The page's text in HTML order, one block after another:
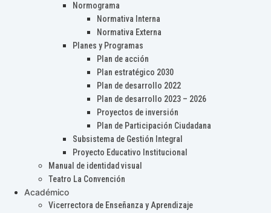
Normograma
Normativa Interna
Normativa Externa
Planes y Programas
Plan de acción
Plan estratégico 2030
Plan de desarrollo 2022
Plan de desarrollo 2023 – 2026
Proyectos de inversión
Plan de Participación Ciudadana
Subsistema de Gestión Integral
Proyecto Educativo Institucional
Manual de identidad visual
Teatro La Convención
Académico
Vicerrectora de Enseñanza y Aprendizaje